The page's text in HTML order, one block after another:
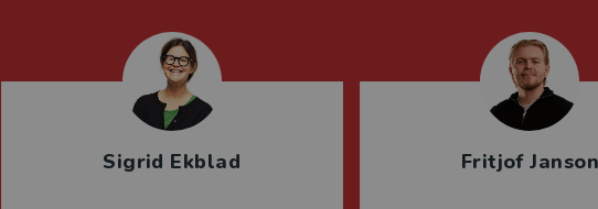
Sigrid Ekblad Fritjof Janson